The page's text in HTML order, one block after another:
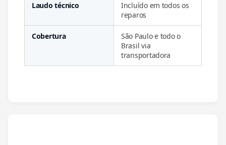
Laudo técnico
Incluído em todos os
reparos
Cobertura
São Paulo e todo o
Brasil via
transportadora